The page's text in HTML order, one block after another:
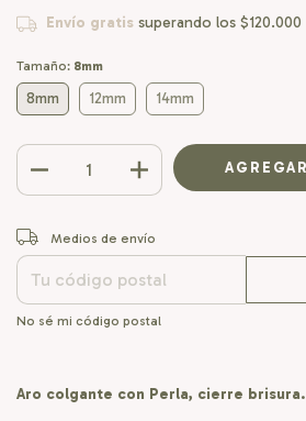
Envío gratis superando los $120.000
Tamaño: 8mm
8mm 12mm 14mm
Entregas para el CP:
Medios de envío
No sé mi código postal
Aro colgante con Perla, cierre brisura.